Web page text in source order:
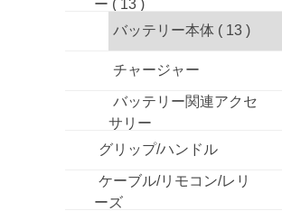
ー ( 13 )
バッテリー本体 ( 13 )
チャージャー
バッテリー関連アクセ
サリー
グリップ/ハンドル
ケーブル/リモコン/レリ
ーズ